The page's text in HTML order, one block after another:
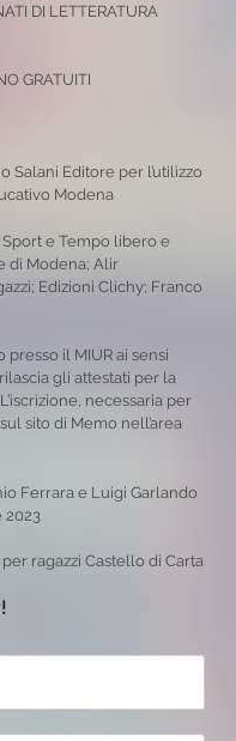
DI LETTERATURA
GRATUITI
Salani Editore per l’utilizzo
Modena
e Tempo libero e
di Modena; Alir
Edizioni Clichy; Franco
il MIUR ai sensi
gli attestati per la
necessaria per
sito di Memo nell’area
Ferrara e Luigi Garlando
ragazzi Castello di Carta